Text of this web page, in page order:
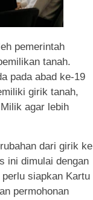
pemerintah
tanah.
pada abad ke-19
girik tanah,
agar lebih
dari girik ke
ini dimulai dengan
siapkan Kartu
permohonan